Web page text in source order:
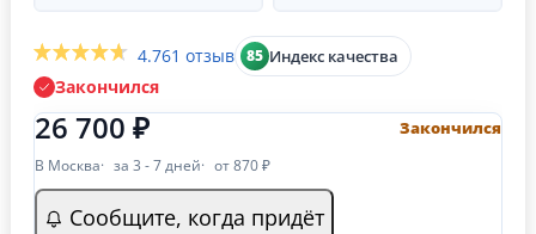
4.761 отзыв 85 Индекс качества
Закончился
26 700 ₽ Закончился
В Москва за 3 - 7 дней от 870 ₽
Сообщите, когда придёт